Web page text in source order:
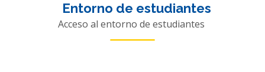
Entorno de estudiantes
Acceso al entorno de estudiantes